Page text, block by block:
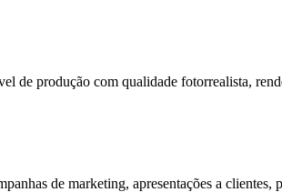
de produção com qualidade fotorrealista,
de marketing, apresentações a